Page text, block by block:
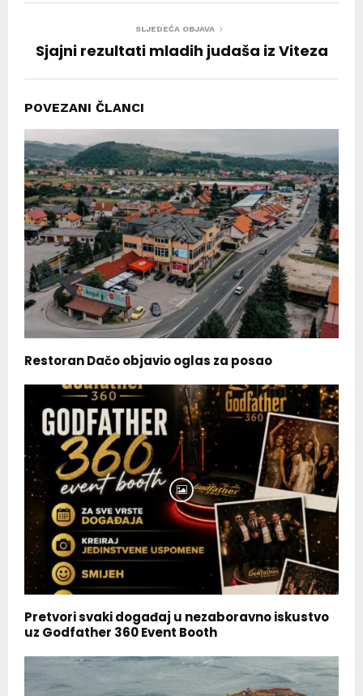
SLJEDEĆA OBJAVA
Sjajni rezultati mladih judaša iz Viteza
POVEZANI ČLANCI
Restoran Dačo objavio oglas za posao
Pretvori svaki događaj u nezaboravno iskustvo
uz Godfather 360 Event Booth